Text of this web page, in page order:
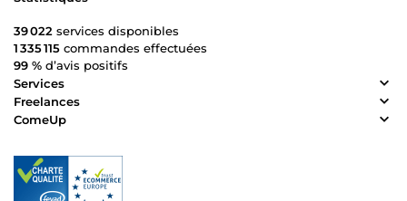
39 022 services disponibles
1 335 115 commandes effectuées
99 % d’avis positifs
Services
Freelances
ComeUp